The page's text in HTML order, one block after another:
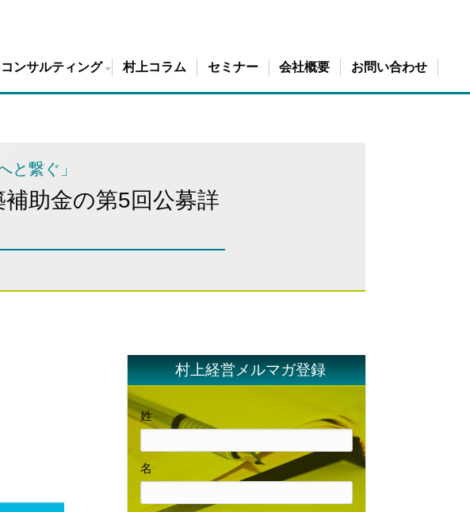
コンサルティング 村上コラム セミナー 会社概要 お問い合わせ
と繋ぐ」
助金の第5回公募詳
村上経営メルマガ登録
姓
名